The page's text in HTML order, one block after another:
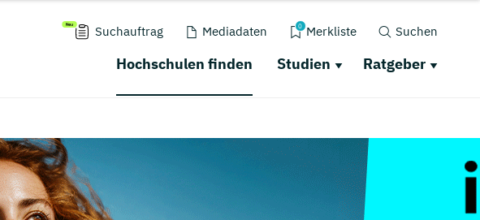
Suchauftrag Mediadaten 0 Merkliste Suchen
Hochschulen finden Studien Ratgeber